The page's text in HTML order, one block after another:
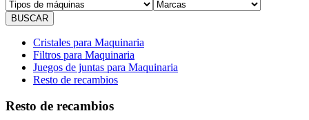
Cristales para Maquinaria
Filtros para Maquinaria
Juegos de juntas para Maquinaria
Resto de recambios
Resto de recambios